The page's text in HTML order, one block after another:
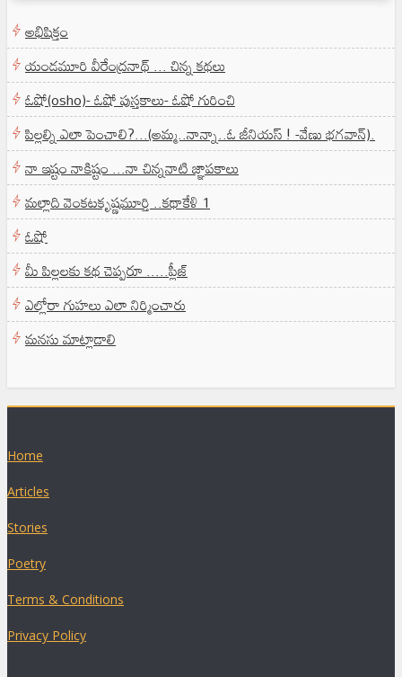
అభిషిక్తం
యండమూరి వీరేంద్రనాథ్ ... చిన్న కథలు
ఓషో(osho)- ఓషో పుస్తకాలు- ఓషో గురించి
పిల్లల్ని ఎలా పెంచాలి?...(అమ్మ..నాన్నా..ఓ జీనియస్ ! -వేణు భగవాన్).
నా ఇష్టం నాకిష్టం ...నా చిన్ననాటి జ్ఞాపకాలు
మల్లాది వెంకటకృష్ణమూర్తి ..కథాకేళి 1
ఓషో
మీ పిల్లలకు కథ చెప్పరూ .....ప్లీజ్
ఎల్లోరా గుహలు ఎలా నిర్మించారు
మనసు మాట్లాడాలి
Home
Articles
Stories
Poetry
Terms & Conditions
Privacy Policy